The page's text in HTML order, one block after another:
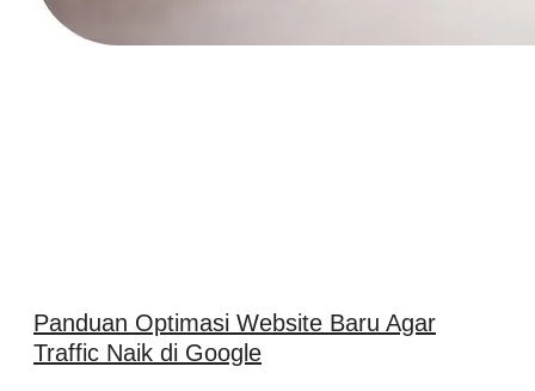
Panduan Optimasi Website Baru Agar
Traffic Naik di Google